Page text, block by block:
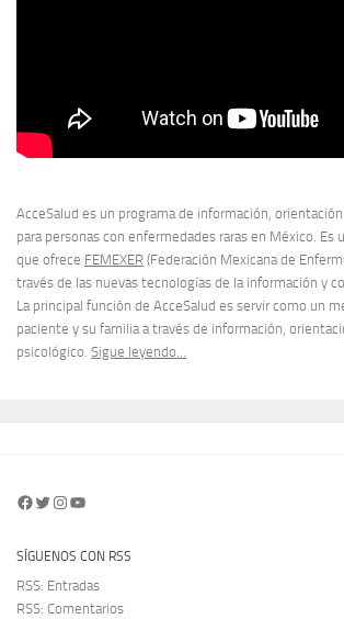
AcceSalud es un programa de información,
para personas con enfermedades raras en México. Es
que ofrece FEMEXER (Federación Mexicana de
través de las nuevas tecnologías de la información y
La principal función de AcceSalud es servir como un
paciente y su familia a través de información,
psicológico. Sigue leyendo…
Facebook
Twitter
Instagram
YouTube
SÍGUENOS CON RSS
RSS: Entradas
RSS: Comentarios